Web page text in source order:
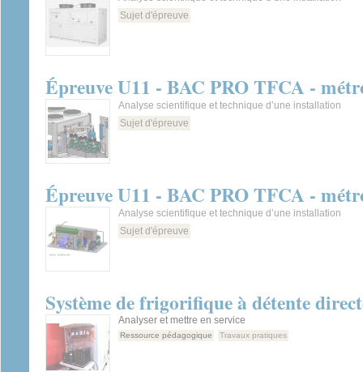
Sujet d'épreuve
Épreuve U11 - BAC PRO TFCA -
Analyse scientifique et technique d’une installation
Sujet d'épreuve
Épreuve U11 - BAC PRO TFCA -
Analyse scientifique et technique d’une installation
Sujet d'épreuve
Système de frigorifique à détente
Analyser et mettre en service
Ressource pédagogique Travaux pratiques